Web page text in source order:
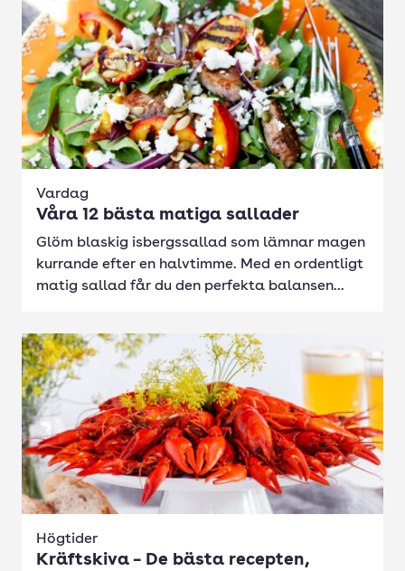
Vardag
Våra 12 bästa matiga sallader
Glöm blaskig isbergssallad som lämnar magen
kurrande efter en halvtimme. Med en ordentligt
matig sallad får du den perfekta balansen...
Högtider
Kräftskiva – De bästa recepten,